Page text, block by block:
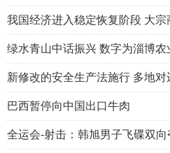
我国经济进入稳定恢复阶段 大
绿水青山中话振兴 数字为淄博农
新修改的安全生产法施行 多地
巴西暂停向中国出口牛肉
全运会-射击：韩旭男子飞碟双向